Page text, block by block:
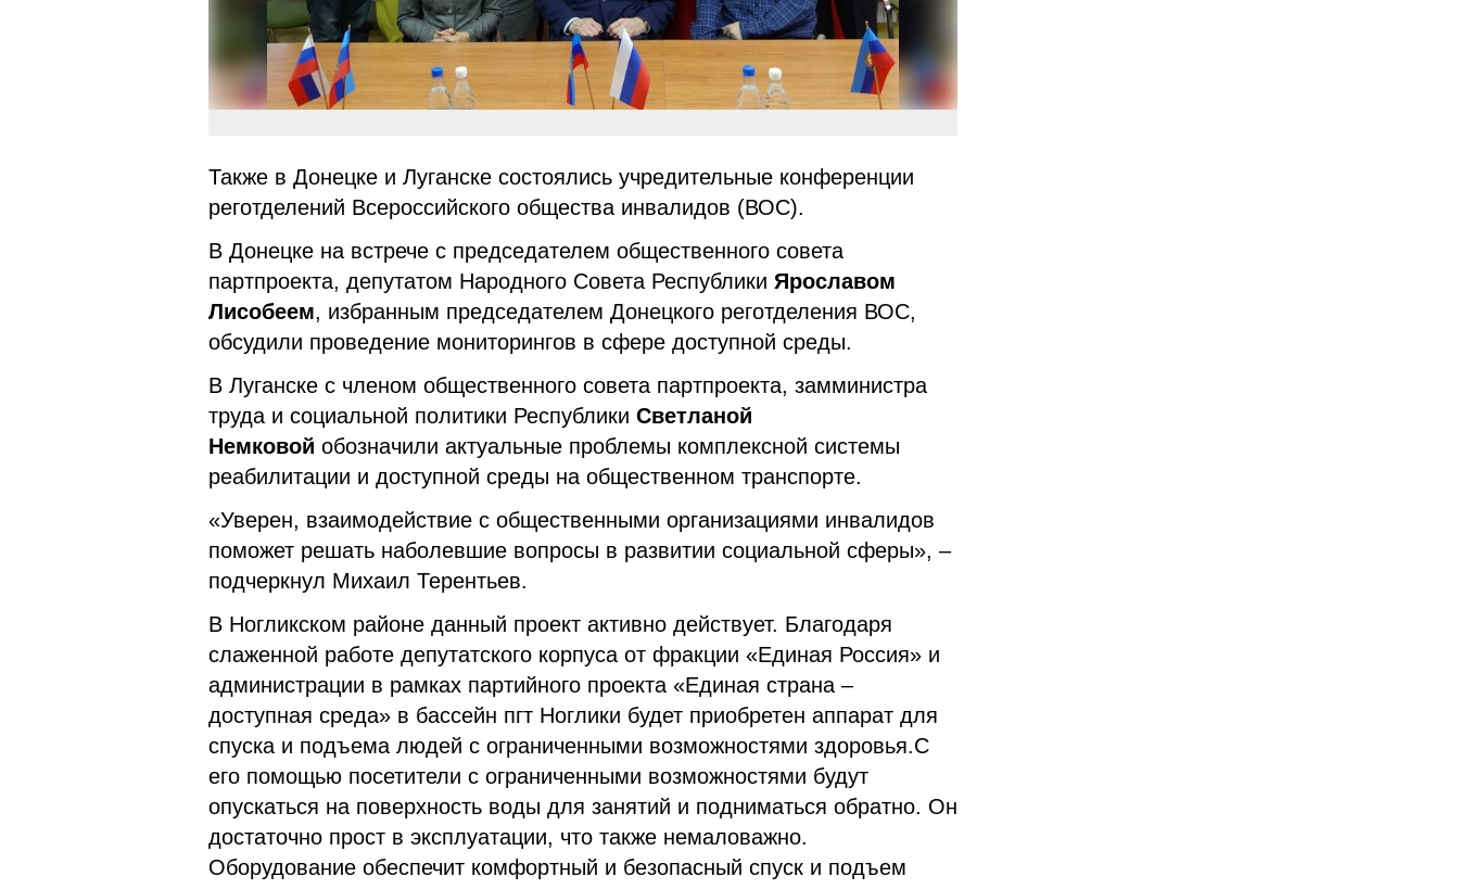
Также в Донецке и Луганске состоялись учредительные конференции
реготделений Всероссийского общества инвалидов (ВОС).
В Донецке на встрече с председателем общественного совета
партпроекта, депутатом Народного Совета Республики Ярославом
Лисобеем, избранным председателем Донецкого реготделения ВОС,
обсудили проведение мониторингов в сфере доступной среды.
В Луганске с членом общественного совета партпроекта, замминистра
труда и социальной политики Республики Светланой
Немковой обозначили актуальные проблемы комплексной системы
реабилитации и доступной среды на общественном транспорте.
«Уверен, взаимодействие с общественными организациями инвалидов
поможет решать наболевшие вопросы в развитии социальной сферы», –
подчеркнул Михаил Терентьев.
В Ногликском районе данный проект активно действует. Благодаря
слаженной работе депутатского корпуса от фракции «Единая Россия» и
администрации в рамках партийного проекта «Единая страна –
доступная среда» в бассейн пгт Ноглики будет приобретен аппарат для
спуска и подъема людей с ограниченными возможностями здоровья.С
его помощью посетители с ограниченными возможностями будут
опускаться на поверхность воды для занятий и подниматься обратно. Он
достаточно прост в эксплуатации, что также немаловажно.
Оборудование обеспечит комфортный и безопасный спуск и подъем